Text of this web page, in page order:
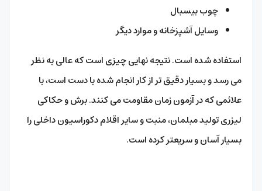
چوب بیسبال
وسایل آشپزخانه و موارد دیگر
استفاده شده است. نتیجه نهایی چیزی است که عالی به نظر
می رسد و بسیار دقیق تر از کار انجام شده با دست است، با
علائمی که در آزمون زمان مقاومت می کنند. برش و حکاکی
لیزری تولید مبلمان، منبت و سایر اقلام دکوراسیون داخلی را
بسیار آسان و سریعتر کرده است.